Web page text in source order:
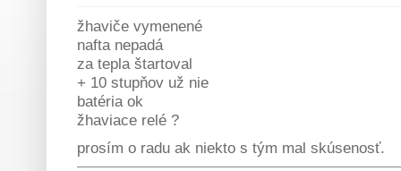
žhaviče vymenené
nafta nepadá
za tepla štartoval
+ 10 stupňov už nie
batéria ok
žhaviace relé ?
prosím o radu ak niekto s tým mal skúsenosť.